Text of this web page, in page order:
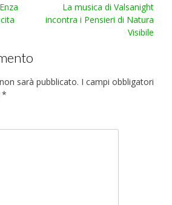
La musica di Valsanight
incontra i Pensieri di Natura
Visibile
sarà pubblicato. I campi obbligatori
*